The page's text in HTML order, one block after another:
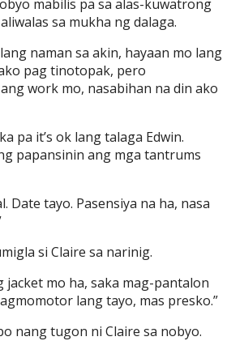
mabilis pa sa alas-kuwatrong
sa mukha ng dalaga.
naman sa akin, hayaan mo lang
pag tinotopak, pero
work mo, nasabihan na din ako
pa it’s ok lang talaga Edwin.
papansinin ang mga tantrums
Date tayo. Pasensiya na ha, nasa
si Claire sa narinig.
jacket mo ha, saka mag-pantalon
lang tayo, mas presko.”
nang tugon ni Claire sa nobyo.